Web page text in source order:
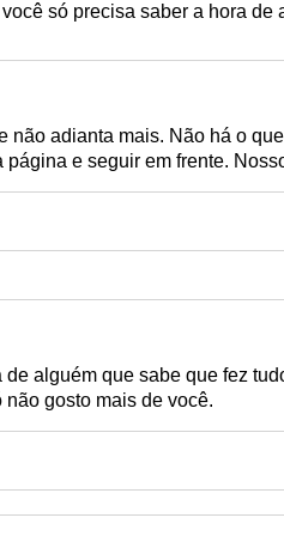
só precisa saber a hora de
não adianta mais. Não há o
página e seguir em frente.
de alguém que sabe que fez
gosto mais de você.